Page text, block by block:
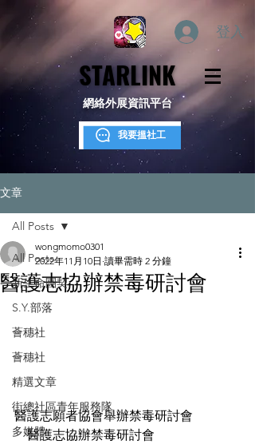
登入
STARLINK
STARLINK
網絡外展資訊平台
我要搵社工
文章
All Posts
新生命團契
S.Y.部落
薈穗社
薈穗社
精選文章
街總社區青年服務隊
多媒體
All Posts
醫護志協辦禁毒研討會
wongmomo0301
2022年11月10日 讀畢需時 2 分鐘
醫護志願者協會舉辦禁毒研討會
    醫護志協辦禁毒研討會